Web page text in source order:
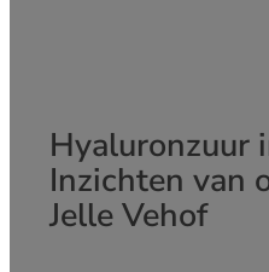
Hyaluronzuur
Inzichten van
Jelle Vehof